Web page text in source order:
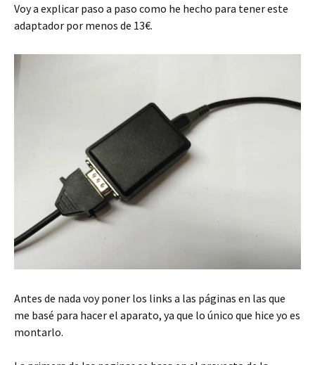
Voy a explicar paso a paso como he hecho para tener este
adaptador por menos de 13€.
Antes de nada voy poner los links a las páginas en las que
me basé para hacer el aparato, ya que lo único que hice yo es
montarlo.